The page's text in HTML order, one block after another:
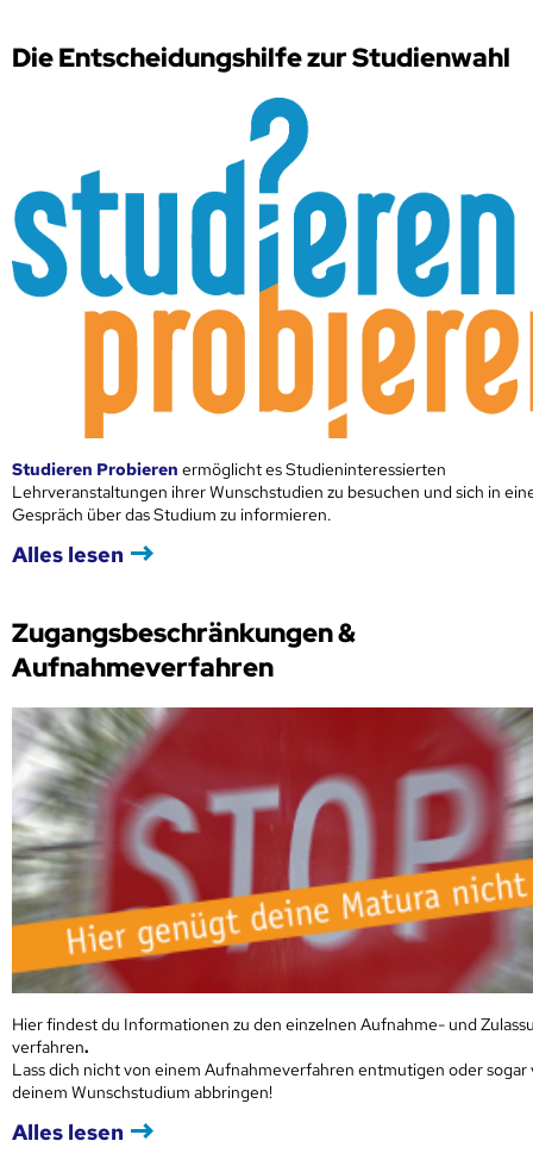
Die Entscheidungshilfe zur Studienwahl
Studieren Probieren ermöglicht es Studieninteressierten
Lehrveranstaltungen ihrer Wunschstudien zu besuchen und sich in
Gespräch über das Studium zu informieren.
Alles lesen
Zugangsbeschränkungen &
Aufnahmeverfahren
Hier findest du Informationen zu den einzelnen Aufnahme- und
verfahren.
Lass dich nicht von einem Aufnahmeverfahren entmutigen oder sogar
deinem Wunschstudium abbringen!
Alles lesen